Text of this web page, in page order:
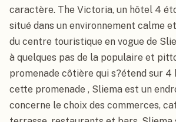
caractère. The Victoria, un hôtel 4
situé dans un environnement calme
du centre touristique en vogue de
à quelques pas de la populaire et
promenade côtière qui s?étend sur 4
cette promenade , Sliema est un
concerne le choix des commerces,